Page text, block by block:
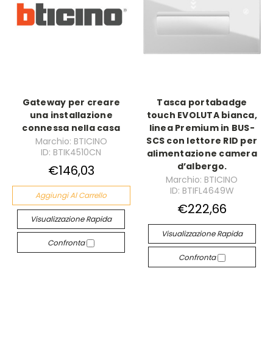
Gateway per creare
una installazione
connessa nella casa
Marchio: BTICINO
ID: BTIK4510CN
€146,03
Aggiungi Al Carrello
Visualizzazione Rapida
Confronta
Tasca portabadge
touch EVOLUTA bianca,
linea Premium in BUS-
SCS con lettore RID per
alimentazione camera
d’albergo.
Marchio: BTICINO
ID: BTIFL4649W
€222,66
Visualizzazione Rapida
Confronta